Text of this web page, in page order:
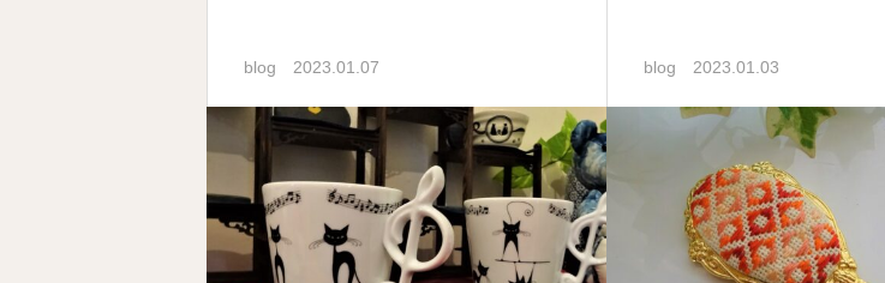
blog 2023.01.07 blog 2023.01.03